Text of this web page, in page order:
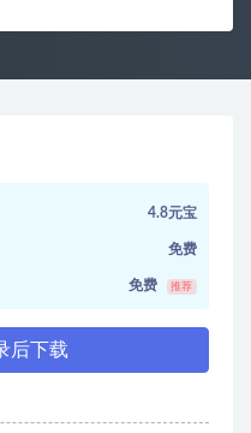
4.8元宝
免费
免费 推荐
后下载